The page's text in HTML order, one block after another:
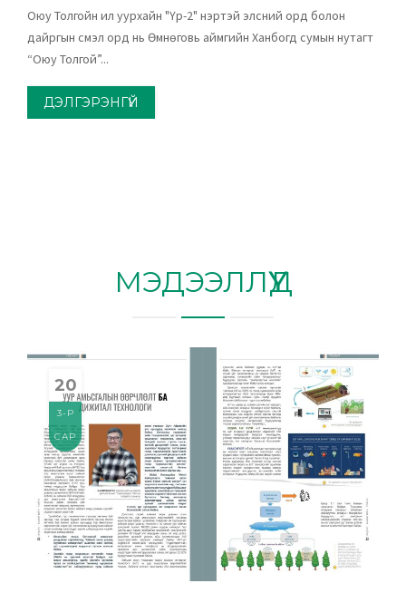
Оюу Толгойн ил уурхайн "Үүр-2" нэртэй элсний орд болон
дайргын үүсмэл орд нь Өмнөговь аймгийн Ханбогд сумын нутагт
“Оюу Толгой”...
ДЭЛГЭРЭНГҮЙ
МЭДЭЭЛЛҮҮД
20
3-Р
САР